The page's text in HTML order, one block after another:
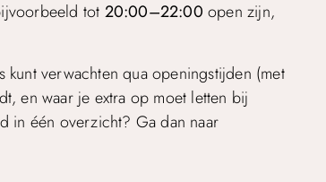
tot 20:00–22:00 open zijn,
verwachten qua openingstijden (met
en waar je extra op moet letten bij
in één overzicht? Ga dan naar